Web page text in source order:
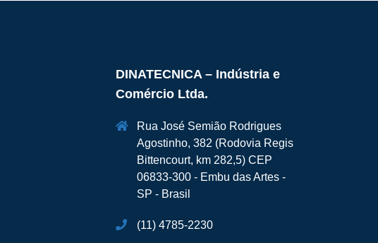
DINATECNICA – Indústria e
Comércio Ltda.
Rua José Semião Rodrigues
Agostinho, 382 (Rodovia Regis
Bittencourt, km 282,5) CEP
06833-300 - Embu das Artes -
SP - Brasil
(11) 4785-2230